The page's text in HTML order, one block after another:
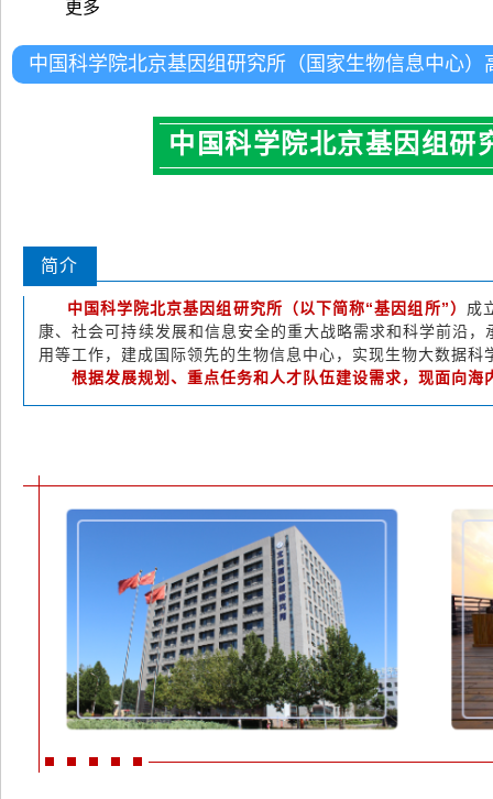
更多
中国科学院北京基因组研究所（国家生物信息中心）
中国科学院北京基因组研
简介
中国科学院北京基因组研究所（以下简称“基因组所”） 成
康、社会可持续发展和信息安全的重大战略需求和科学前沿
用等工作，建成国际领先的生物信息中心，实现生物大数据
根据发展规划、重点任务和人才队伍建设需求，现面向海